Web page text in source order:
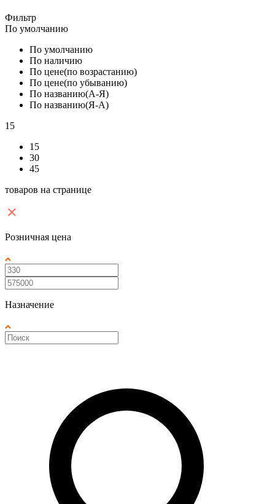
Фильтр
По умолчанию
По умолчанию
По наличию
По цене(по возрастанию)
По цене(по убыванию)
По названию(А-Я)
По названию(Я-А)
15
15
30
45
товаров на странице
Розничная цена
Назначение